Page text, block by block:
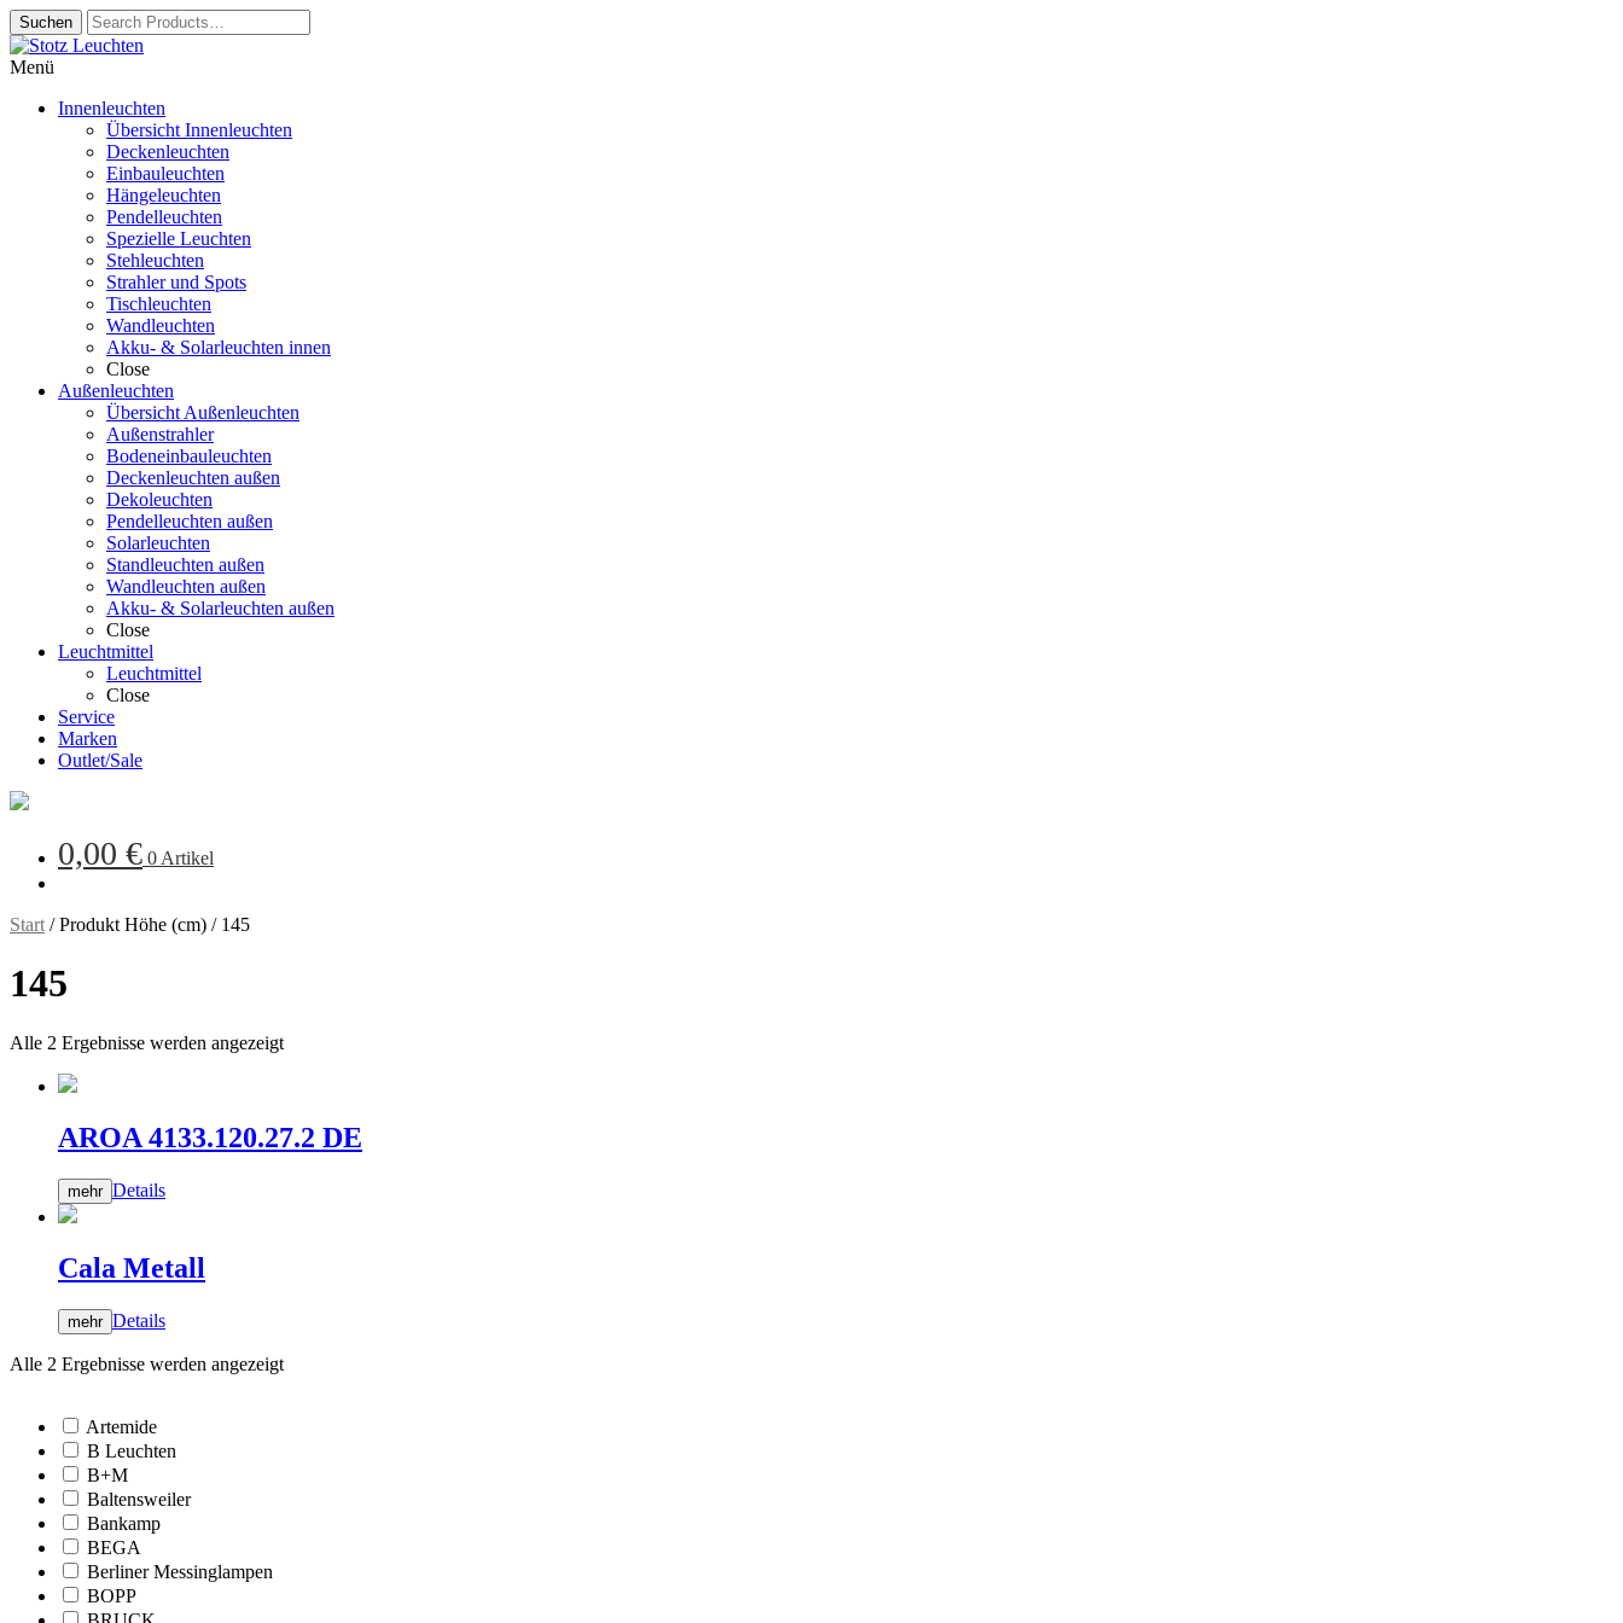
Zur
Navigation
Springe
zum
Menü
Innenleuchten
Übersicht Innenleuchten
Deckenleuchten
Einbauleuchten
Hängeleuchten
Pendelleuchten
Spezielle Leuchten
Stehleuchten
Strahler und Spots
Tischleuchten
Wandleuchten
Akku- & Solarleuchten innen
Close
Außenleuchten
Übersicht Außenleuchten
Außenstrahler
Bodeneinbauleuchten
Deckenleuchten außen
Dekoleuchten
Pendelleuchten außen
Solarleuchten
Standleuchten außen
Wandleuchten außen
Akku- & Solarleuchten außen
Close
Leuchtmittel
Leuchtmittel
Close
Service
Marken
Outlet/Sale
0,00 € 0 Artikel
Start /Produkt Höhe (cm) / 145
145
Alle 2 Ergebnisse werden angezeigt
AROA 4133.120.27.2 DE
mehr Details
Cala Metall
mehr Details
Alle 2 Ergebnisse werden angezeigt
Artemide
B Leuchten
B+M
Baltensweiler
Bankamp
BEGA
Berliner Messinglampen
BOPP